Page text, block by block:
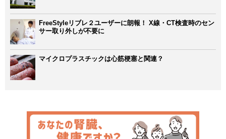
FreeStyleリブレ２ユーザーに朗報！ X線・CT検査時のセン
サー取り外しが不要に
マイクロプラスチックは心筋梗塞と関連？